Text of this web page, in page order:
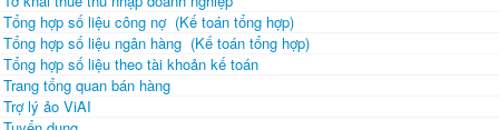
Tổng hợp số liệu công nợ (Kế toán tổng hợp)
Tổng hợp số liệu ngân hàng (Kế toán tổng hợp)
Tổng hợp số liệu theo tài khoản kế toán
Trang tổng quan bán hàng
Trợ lý ảo ViAI